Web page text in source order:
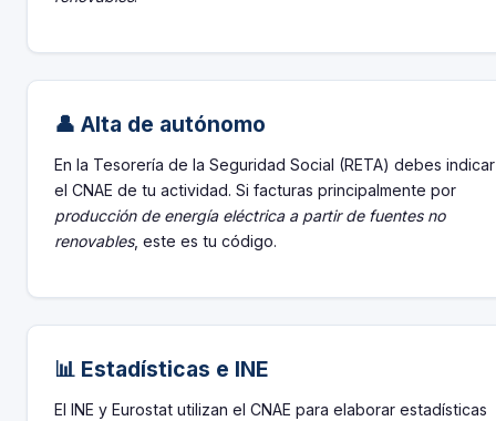
👤 Alta de autónomo
En la Tesorería de la Seguridad Social (RETA) debes indicar
el CNAE de tu actividad. Si facturas principalmente por
producción de energía eléctrica a partir de fuentes no
renovables, este es tu código.
📊 Estadísticas e INE
El INE y Eurostat utilizan el CNAE para elaborar estadísticas